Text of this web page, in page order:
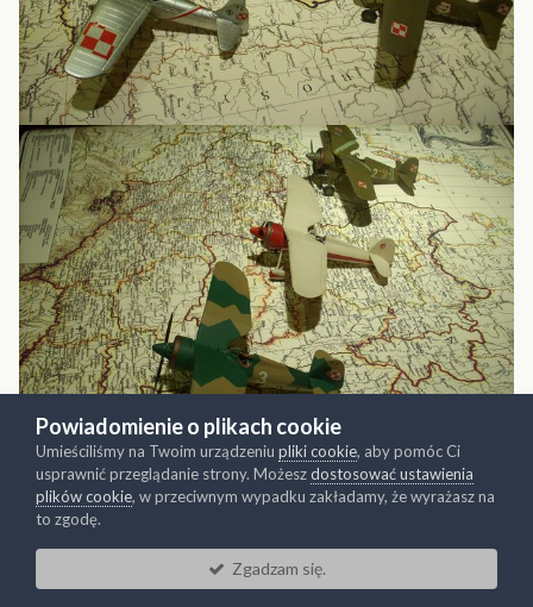
Rogalski,Wigura,Drzewiecki
8 ,RWD-9 ,RWD-10 ,RWD-13 ,RWD-17 ,RWD-23.
Powiadomienie o plikach cookie
Umieściliśmy na Twoim urządzeniu pliki cookie, aby pomóc Ci
usprawnić przeglądanie strony. Możeszdostosować ustawienia
plików cookie, w przeciwnym wypadku zakładamy, że wyrażasz na
to zgodę.
Zgadzam się.